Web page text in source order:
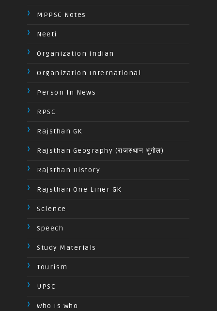
MPPSC Notes
Neeti
Organization Indian
Organization International
Person In News
RPSC
Rajsthan GK
Rajsthan Geography (राजस्थान भूगोल)
Rajsthan History
Rajsthan One Liner GK
Science
Speech
Study Materials
Tourism
UPSC
Who Is Who